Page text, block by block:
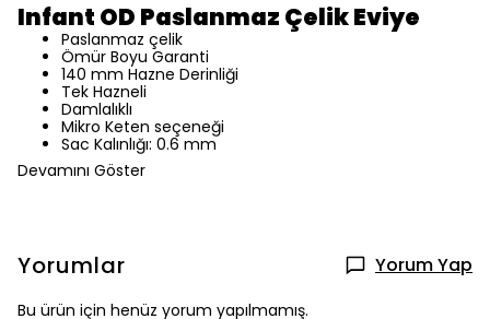
Infant OD Paslanmaz Çelik Eviye
Paslanmaz çelik
Ömür Boyu Garanti
140 mm Hazne Derinliği
Tek Hazneli
Damlalıklı
Mikro Keten seçeneği
Sac Kalınlığı: 0.6 mm
Devamını Göster
Yorumlar Yorum Yap
Bu ürün için henüz yorum yapılmamış.